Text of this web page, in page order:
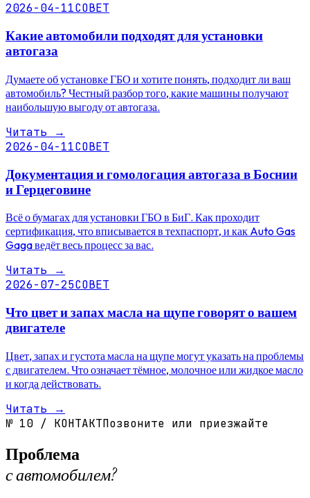
2026-04-11СОВЕТ
Какие автомобили подходят для установки
автогаза
Думаете об установке ГБО и хотите понять, подходит ли ваш
автомобиль? Честный разбор того, какие машины получают
наибольшую выгоду от автогаза.
Читать →
2026-04-11СОВЕТ
Документация и гомологация автогаза в Боснии
и Герцеговине
Всё о бумагах для установки ГБО в БиГ. Как проходит
сертификация, что вписывается в техпаспорт, и как Auto Gas
Gaga ведёт весь процесс за вас.
Читать →
2026-07-25СОВЕТ
Что цвет и запах масла на щупе говорят о вашем
двигателе
Цвет, запах и густота масла на щупе могут указать на проблемы
с двигателем. Что означает тёмное, молочное или жидкое масло
и когда действовать.
Читать →
№ 10 / КОНТАКТПозвоните или приезжайте
Проблема
с автомобилем?